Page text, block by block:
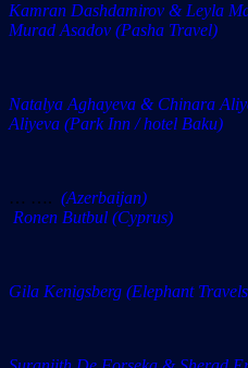
Kamran Dashdamirov
Murad Asadov (Pasha Travel)
Natalya Aghayeva & Chinara
Aliyeva (Park Inn / hotel Baku)
… …. (Azerbaijan)
Ronen Butbul (Cyprus)
Gila Kenigsberg (Elephant